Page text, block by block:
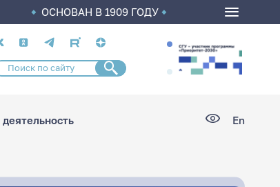
ОСНОВАН В 1909 ГОДУ
En